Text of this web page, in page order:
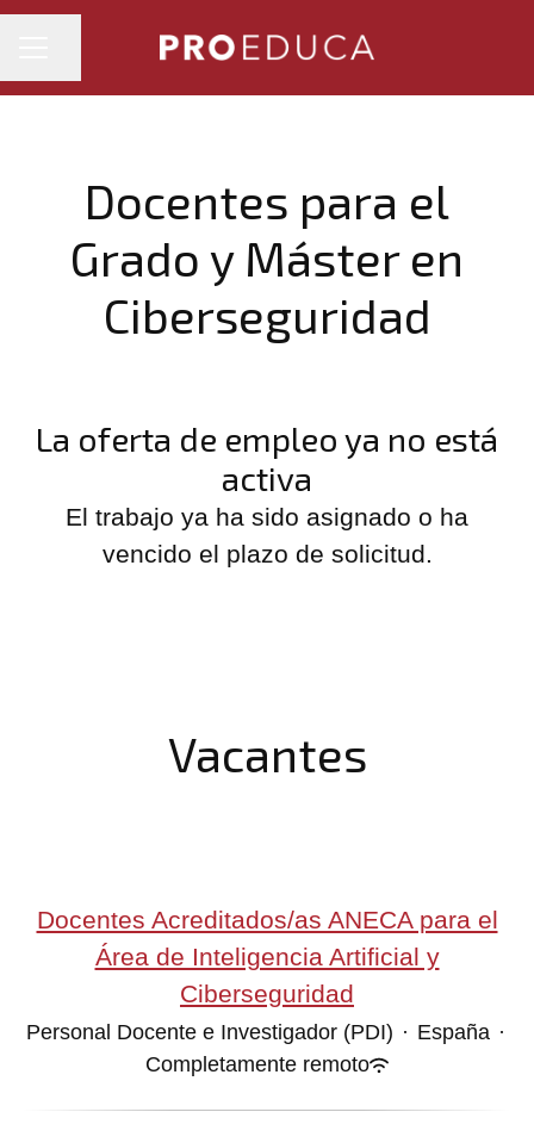
MENÚ DE EMPLEO
Compartir página
Docentes para el
Grado y Máster en
Ciberseguridad
La oferta de empleo ya no está
activa
El trabajo ya ha sido asignado o ha
vencido el plazo de solicitud.
Vacantes
Docentes Acreditados/as ANECA para el
Área de Inteligencia Artificial y
Ciberseguridad
Personal Docente e Investigador (PDI) · España ·
Completamente remoto